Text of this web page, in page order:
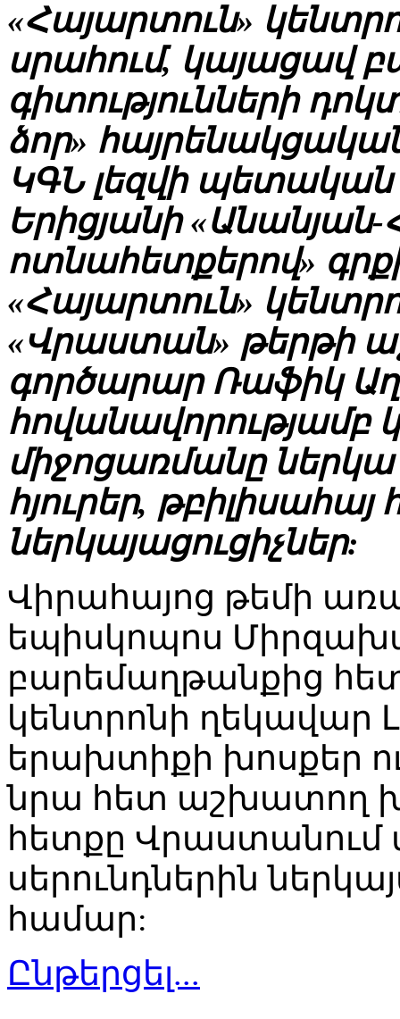
«Հայարտուն»
սրահում, կայացավ
գիտությունների
ձոր»
ԿԳՆ լեզվի պետական
Երիցյանի
ոտնահետքերով»
«Հայարտուն»
«Վրաստան» թերթի
գործարար Ռաֆիկ
միջոցառմանը ներկա
հյուրեր,
ներկայացուցիչներ:
Վիրահայոց թեմի
եպիսկոպոս
բարեմաղթանքից
կենտրոնի ղեկավար
երախտիքի խոսքեր
նրա հետ աշխատող
հետքը Վրաստանում
սերունդներին
համար:
Ընթերցել...